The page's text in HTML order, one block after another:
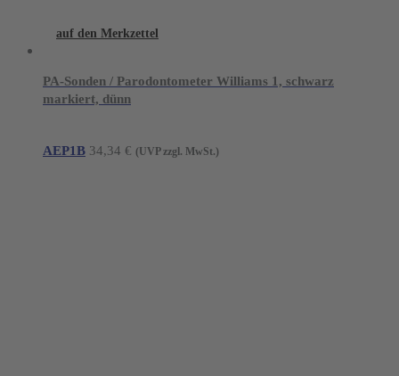
auf den Merkzettel
PA-Sonden / Parodontometer Williams 1, schwarz
markiert, dünn
AEP1B 34,34 € (UVP zzgl. MwSt.)